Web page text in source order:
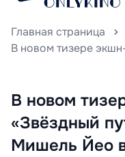
Главная страница
В новом
«Звёздный
Мишель Йео